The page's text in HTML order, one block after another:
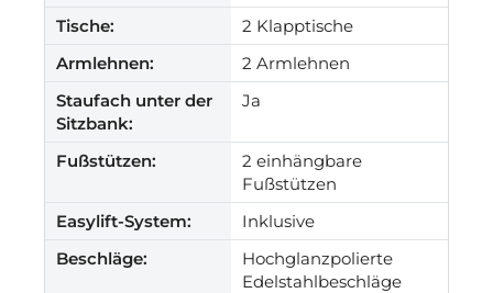
Tische:
2 Klapptische
Armlehnen:
2 Armlehnen
Staufach unter der
Sitzbank:
Ja
Fußstützen:
2 einhängbare
Fußstützen
Easylift-System:
Inklusive
Beschläge:
Hochglanzpolierte
Edelstahlbeschläge